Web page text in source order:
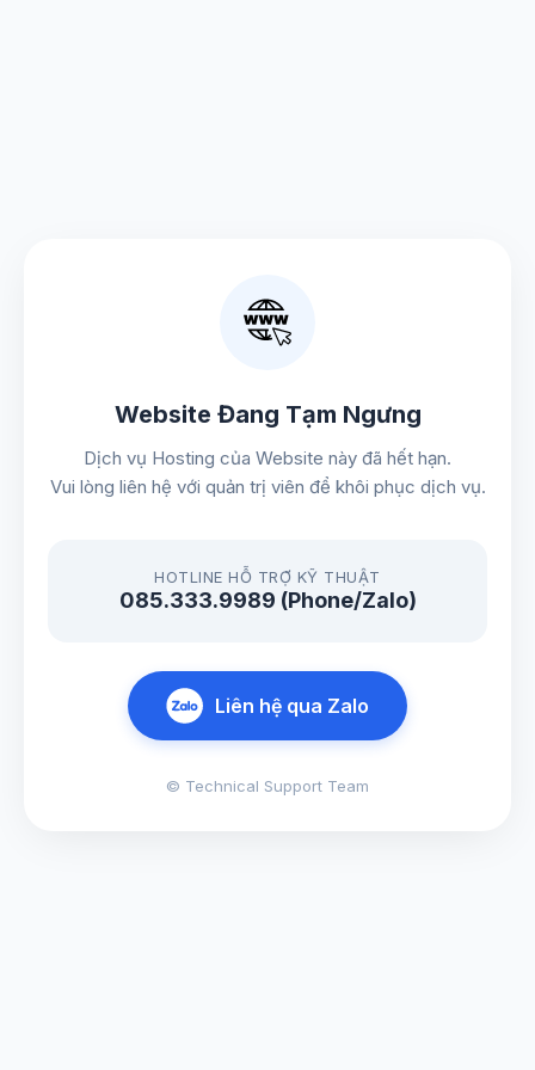
Website Đang Tạm Ngưng
Dịch vụ Hosting của Website này đã hết hạn.
Vui lòng liên hệ với quản trị viên để khôi phục dịch vụ.
HOTLINE HỖ TRỢ KỸ THUẬT
085.333.9989 (Phone/Zalo)
Liên hệ qua Zalo
© Technical Support Team